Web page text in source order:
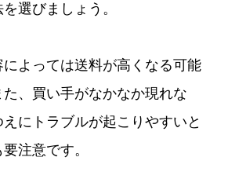
選びましょう。
よっては送料が高くなる可能
、買い手がなかなか現れな
にトラブルが起こりやすいと
注意です。